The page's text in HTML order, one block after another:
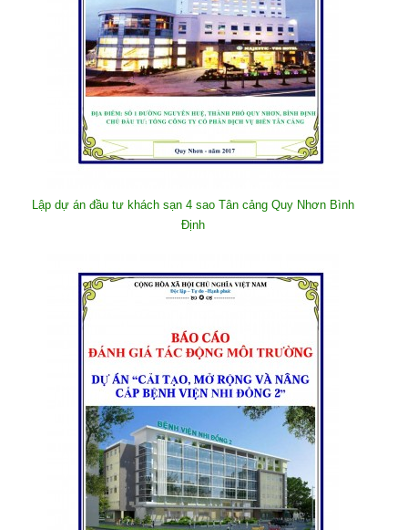
Lập dự án đầu tư khách sạn 4 sao Tân cảng Quy Nhơn Bình
Định